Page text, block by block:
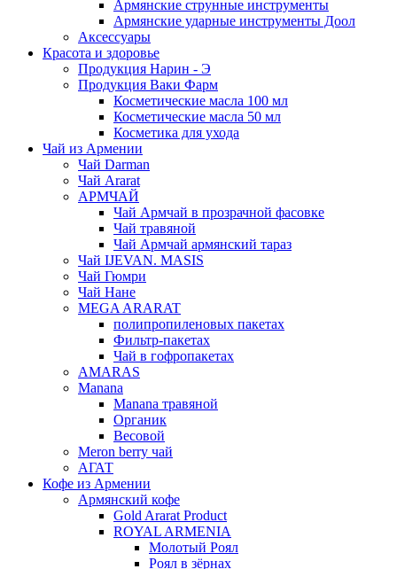
Армянские струнные инструменты
Армянские ударные инструменты Доол
Аксессуары
Красота и здоровье
Продукция Нарин - Э
Продукция Ваки Фарм
Косметические масла 100 мл
Косметические масла 50 мл
Косметика для ухода
Чай из Армении
Чай Darman
Чай Ararat
АРМЧАЙ
Чай Армчай в прозрачной фасовке
Чай травяной
Чай Армчай армянский тараз
Чай IJEVAN. MASIS
Чай Гюмри
Чай Нане
MEGA ARARAT
полипропиленовых пакетах
Фильтр-пакетах
Чай в гофропакетах
AMARAS
Manana
Manana травяной
Органик
Весовой
Meron berry чай
АГАТ
Кофе из Армении
Армянский кофе
Gold Ararat Product
ROYAL ARMENIA
Молотый Роял
Роял в зёрнах